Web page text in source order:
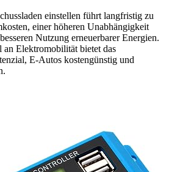
einstellen führt langfristig zu
einer höheren Unabhängigkeit
Nutzung erneuerbarer Energien.
Elektromobilität bietet das
E-Autos kostengünstig und